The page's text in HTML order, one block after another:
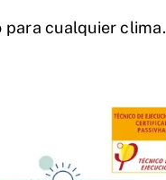
para cualquier clima.